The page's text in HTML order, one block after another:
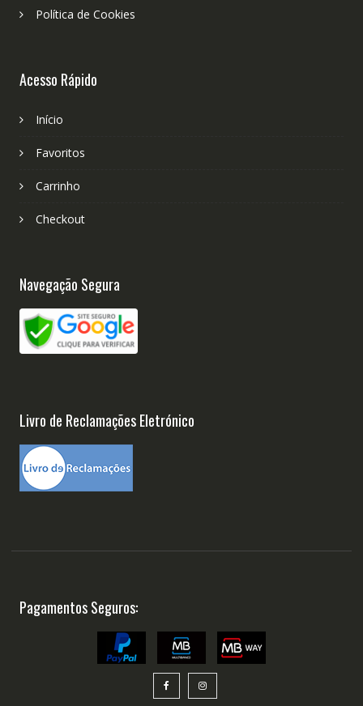
Política de Cookies
Acesso Rápido
Início
Favoritos
Carrinho
Checkout
Navegação Segura
Livro de Reclamações Eletrónico
Pagamentos Seguros: